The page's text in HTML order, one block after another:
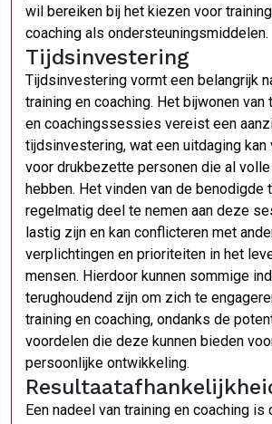
wil bereiken bij het kiezen voor
coaching als ondersteuningsmiddelen.
Tijdsinvestering
Tijdsinvestering vormt een belangrijk
training en coaching. Het bijwonen van
en coachingssessies vereist een
tijdsinvestering, wat een uitdaging kan
voor drukbezette personen die al volle
hebben. Het vinden van de benodigde
regelmatig deel te nemen aan deze
lastig zijn en kan conflicteren met
verplichtingen en prioriteiten in het
mensen. Hierdoor kunnen sommige
terughoudend zijn om zich te
training en coaching, ondanks de
voordelen die deze kunnen bieden
persoonlijke ontwikkeling.
Een nadeel van training en coaching is